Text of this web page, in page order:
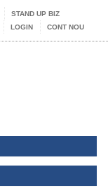
STAND UP BIZ
LOGIN CONT NOU